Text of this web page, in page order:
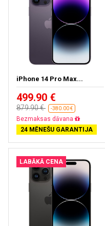
iPhone 14 Pro Max...
499.90 €
879.90 € -380.00 €
Bezmaksas dāvana
24 MĒNEŠU GARANTIJA
LABĀKĀ CENA